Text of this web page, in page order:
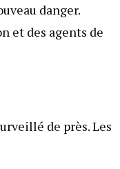
danger.
et des agents de
de près. Les